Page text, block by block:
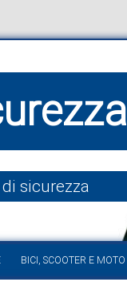
sicurezza
BICI, SCOOTER E MOTO